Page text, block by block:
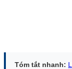
Tóm tắt nhanh: